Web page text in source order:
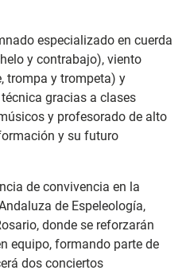
especializado en cuerda
y contrabajo), viento
trompa y trompeta) y
gracias a clases
y profesorado de alto
y su futuro
de convivencia en la
de Espeleología,
donde se reforzarán
equipo, formando parte de
dos conciertos